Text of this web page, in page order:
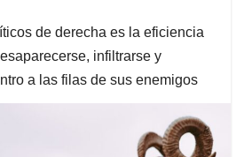
de derecha es la eficiencia
infiltrarse y
a las filas de sus enemigos